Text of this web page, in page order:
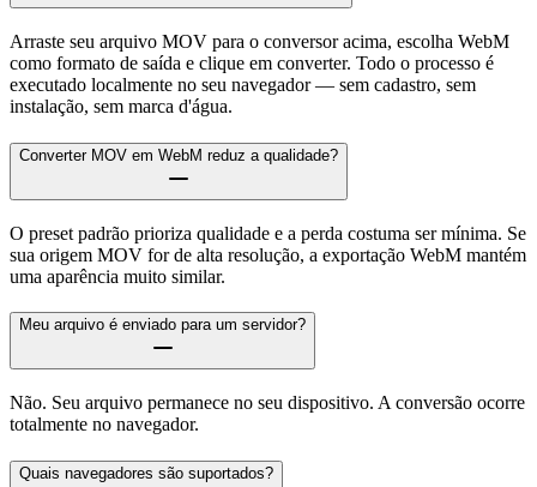
Arraste seu arquivo MOV para o conversor acima, escolha WebM
como formato de saída e clique em converter. Todo o processo é
executado localmente no seu navegador — sem cadastro, sem
instalação, sem marca d'água.
Converter MOV em WebM reduz a qualidade?
O preset padrão prioriza qualidade e a perda costuma ser mínima. Se
sua origem MOV for de alta resolução, a exportação WebM mantém
uma aparência muito similar.
Meu arquivo é enviado para um servidor?
Não. Seu arquivo permanece no seu dispositivo. A conversão ocorre
totalmente no navegador.
Quais navegadores são suportados?